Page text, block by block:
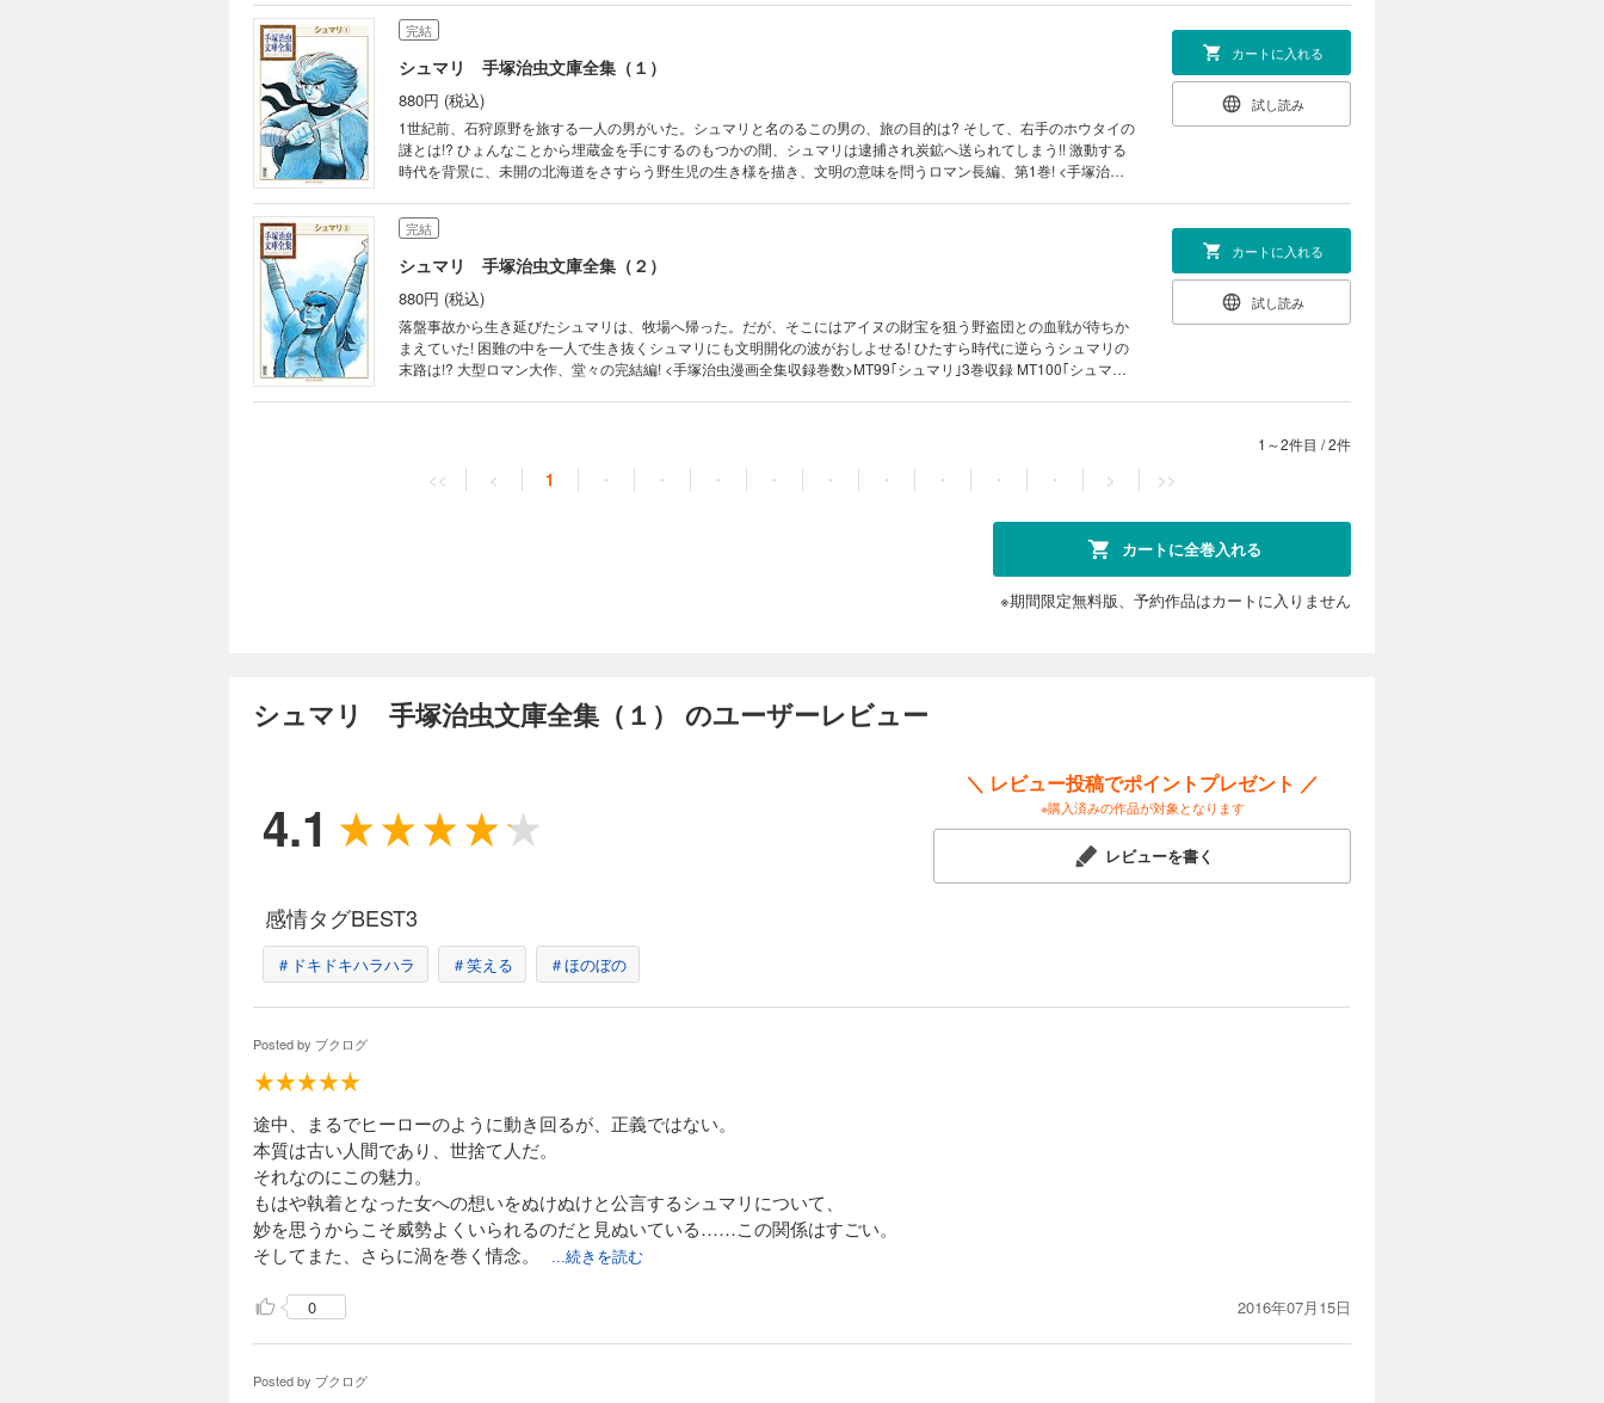
完結
シュマリ 手塚治虫文庫全集（１）
880円 (税込)
1世紀前、石狩原野を旅する一人の男がいた。シュマリと名のるこの男の、旅の目的は? そして、右手のホウタイの
謎とは!? ひょんなことから埋蔵金を手にするのもつかの間、シュマリは逮捕され炭鉱へ送られてしまう!! 激動する
時代を背景に、未開の北海道をさすらう野生児の生き様を描き、文明の意味を問うロマン長編、第1巻! <手塚治虫
カートに入れる
試し読み
完結
シュマリ 手塚治虫文庫全集（２）
880円 (税込)
落盤事故から生き延びたシュマリは、牧場へ帰った。だが、そこにはアイヌの財宝を狙う野盗団との血戦が待ちか
まえていた! 困難の中を一人で生き抜くシュマリにも文明開化の波がおしよせる! ひたすら時代に逆らうシュマリの
末路は!? 大型ロマン大作、堂々の完結編! <手塚治虫漫画全集収録巻数>MT99｢シュマリ｣3巻収録 MT100｢シュマリ｣
カートに入れる
試し読み
1～2件目 /2件
<< < 1 ・ ・ ・ ・ ・ ・ ・ ・ ・ > >>
カートに全巻入れる
※期間限定無料版、予約作品はカートに入りません
シュマリ 手塚治虫文庫全集（１） のユーザーレビュー
4.1
＼ レビュー投稿でポイントプレゼント ／
※購入済みの作品が対象となります
レビューを書く
感情タグBEST3
＃ドキドキハラハラ ＃笑える ＃ほのぼの
Posted by ブクログ
途中、まるでヒーローのように動き回るが、正義ではない。
本質は古い人間であり、世捨て人だ。
それなのにこの魅力。
もはや執着となった女への想いをぬけぬけと公言するシュマリについて、
妙を思うからこそ威勢よくいられるのだと見ぬいている……この関係はすごい。
そしてまた、さらに渦を巻く情念。
...続きを読む
0 2016年07月15日
Posted by ブクログ